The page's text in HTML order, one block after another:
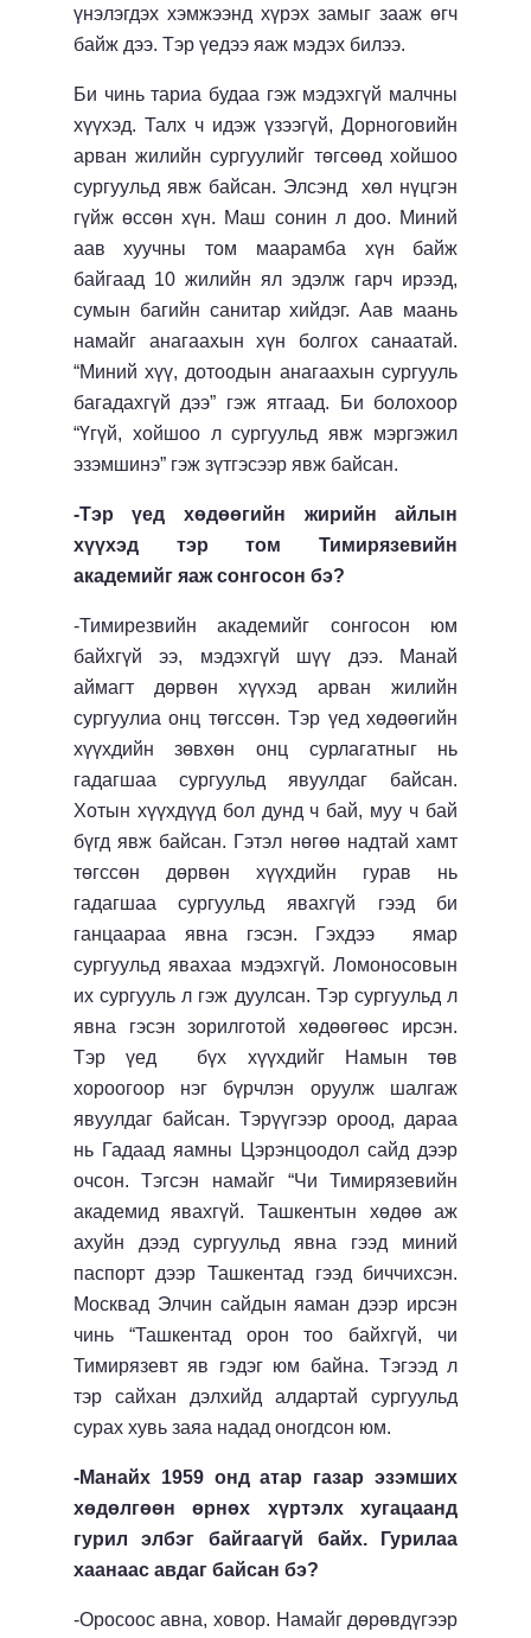
үнэлэгдэх хэмжээнд хүрэх замыг зааж өгч
байж дээ. Тэр үедээ яаж мэдэх билээ.
Би чинь тариа будаа гэж мэдэхгүй малчны
хүүхэд. Талх ч идэж үзээгүй, Дорноговийн
арван жилийн сургуулийг төгсөөд хойшоо
сургуульд явж байсан. Элсэнд хөл нүцгэн
гүйж өссөн хүн. Маш сонин л доо. Миний
аав хуучны том маарамба хүн байж
байгаад 10 жилийн ял эдэлж гарч ирээд,
сумын багийн санитар хийдэг. Аав маань
намайг анагаахын хүн болгох санаатай.
“Миний хүү, дотоодын анагаахын сургууль
багадахгүй дээ” гэж ятгаад. Би болохоор
“Үгүй, хойшоо л сургуульд явж мэргэжил
эзэмшинэ” гэж зүтгэсээр явж байсан.
-Тэр үед хөдөөгийн жирийн айлын
хүүхэд тэр том Тимирязевийн
академийг яаж сонгосон бэ?
-Тимирезвийн академийг сонгосон юм
байхгүй ээ, мэдэхгүй шүү дээ. Манай
аймагт дөрвөн хүүхэд арван жилийн
сургуулиа онц төгссөн. Тэр үед хөдөөгийн
хүүхдийн зөвхөн онц сурлагатныг нь
гадагшаа сургуульд явуулдаг байсан.
Хотын хүүхдүүд бол дунд ч бай, муу ч бай
бүгд явж байсан. Гэтэл нөгөө надтай хамт
төгссөн дөрвөн хүүхдийн гурав нь
гадагшаа сургуульд явахгүй гээд би
ганцаараа явна гэсэн. Гэхдээ ямар
сургуульд явахаа мэдэхгүй. Ломоносовын
их сургууль л гэж дуулсан. Тэр сургуульд л
явна гэсэн зорилготой хөдөөгөөс ирсэн.
Тэр үед бүх хүүхдийг Намын төв
хороогоор нэг бүрчлэн оруулж шалгаж
явуулдаг байсан. Тэрүүгээр ороод, дараа
нь Гадаад яамны Цэрэнцоодол сайд дээр
очсон. Тэгсэн намайг “Чи Тимирязевийн
академид явахгүй. Ташкентын хөдөө аж
ахуйн дээд сургуульд явна гээд миний
паспорт дээр Ташкентад гээд биччихсэн.
Москвад Элчин сайдын яаман дээр ирсэн
чинь “Ташкентад орон тоо байхгүй, чи
Тимирязевт яв гэдэг юм байна. Тэгээд л
тэр сайхан дэлхийд алдартай сургуульд
сурах хувь заяа надад оногдсон юм.
-Манайх 1959 онд атар газар эзэмших
хөдөлгөөн өрнөх хүртэлх хугацаанд
гурил элбэг байгаагүй байх. Гурилаа
хаанаас авдаг байсан бэ?
-Оросоос авна, ховор. Намайг дөрөвдүгээр